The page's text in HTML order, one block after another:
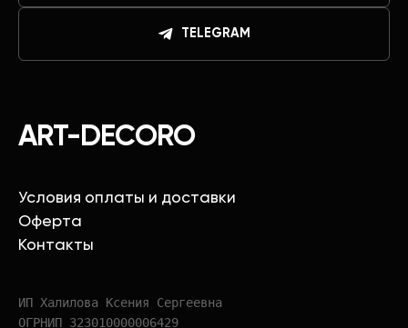
ART-DECORO
Условия оплаты и доставки
Оферта
Контакты
ИП Халилова Ксения Сергеевна
ОГРНИП 323010000006429
TELEGRAM